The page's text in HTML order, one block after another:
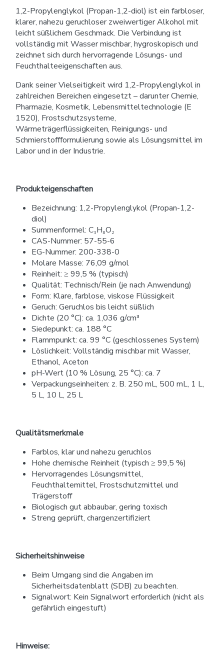
1,2-Propylenglykol (Propan-1,2-diol) ist ein farbloser,
klarer, nahezu geruchloser zweiwertiger Alkohol mit
leicht süßlichem Geschmack. Die Verbindung ist
vollständig mit Wasser mischbar, hygroskopisch und
zeichnet sich durch hervorragende Lösungs- und
Feuchthalteeigenschaften aus.
Dank seiner Vielseitigkeit wird 1,2-Propylenglykol in
zahlreichen Bereichen eingesetzt – darunter Chemie,
Pharmazie, Kosmetik, Lebensmitteltechnologie (E
1520), Frostschutzsysteme,
Wärmeträgerflüssigkeiten, Reinigungs- und
Schmierstoffformulierung sowie als Lösungsmittel im
Labor und in der Industrie.
Produkteigenschaften
Bezeichnung: 1,2-Propylenglykol (Propan-1,2-
diol)
Summenformel: C₃H₈O₂
CAS-Nummer: 57-55-6
EG-Nummer: 200-338-0
Molare Masse: 76,09 g/mol
Reinheit: ≥ 99,5 % (typisch)
Qualität: Technisch/Rein (je nach Anwendung)
Form: Klare, farblose, viskose Flüssigkeit
Geruch: Geruchlos bis leicht süßlich
Dichte (20 °C): ca. 1,036 g/cm³
Siedepunkt: ca. 188 °C
Flammpunkt: ca. 99 °C (geschlossenes System)
Löslichkeit: Vollständig mischbar mit Wasser,
Ethanol, Aceton
pH-Wert (10 % Lösung, 25 °C): ca. 7
Verpackungseinheiten: z. B. 250 mL, 500 mL, 1 L,
5 L, 10 L, 25 L
Qualitätsmerkmale
Farblos, klar und nahezu geruchlos
Hohe chemische Reinheit (typisch ≥ 99,5 %)
Hervorragendes Lösungsmittel,
Feuchthaltemittel, Frostschutzmittel und
Trägerstoff
Biologisch gut abbaubar, gering toxisch
Streng geprüft, chargenzertifiziert
Sicherheitshinweise
Beim Umgang sind die Angaben im
Sicherheitsdatenblatt (SDB) zu beachten.
Signalwort: Kein Signalwort erforderlich (nicht als
gefährlich eingestuft)
Hinweise: